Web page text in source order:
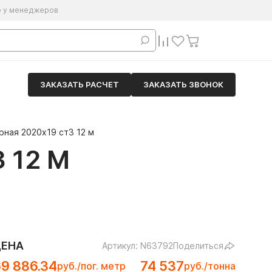
у менеджеров
ЗАКАЗАТЬ РАСЧЕТ ЗАКАЗАТЬ ЗВОНОК
2020х19 ст3 12 м
12 М
Артикул: N63792Поделиться
886.34руб./пог. метр 74 537руб./тонна